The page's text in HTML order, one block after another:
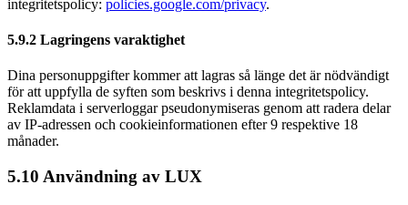
integritetspolicy: policies.google.com/privacy.
5.9.2 Lagringens varaktighet
Dina personuppgifter kommer att lagras så länge det är nödvändigt
för att uppfylla de syften som beskrivs i denna integritetspolicy.
Reklamdata i serverloggar pseudonymiseras genom att radera delar
av IP-adressen och cookieinformationen efter 9 respektive 18
månader.
5.10 Användning av LUX